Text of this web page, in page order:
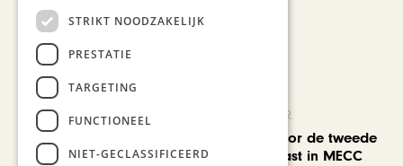
KUNST & CULTUUR
EuropArtFair voor de tweede
keer op rij te gast in MECC
STRIKT NOODZAKELIJK
PRESTATIE
TARGETING
FUNCTIONEEL
NIET-GECLASSIFICEERD